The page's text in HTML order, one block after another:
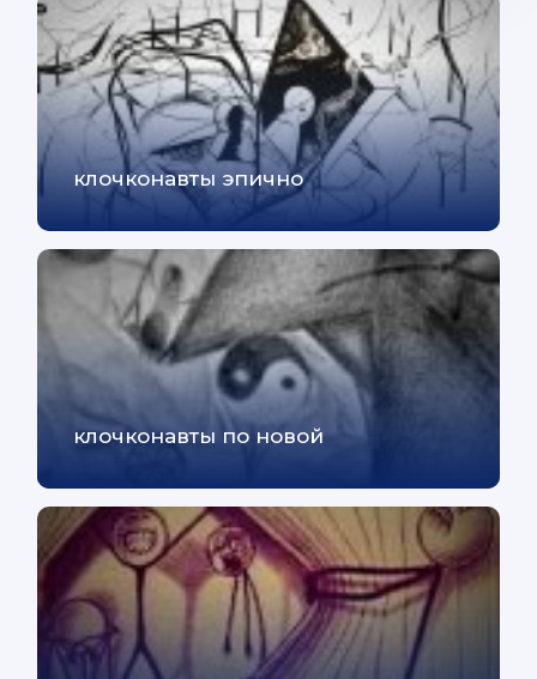
клочконавты эпично
клочконавты по новой